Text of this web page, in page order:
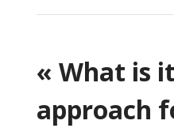
« What is
approach